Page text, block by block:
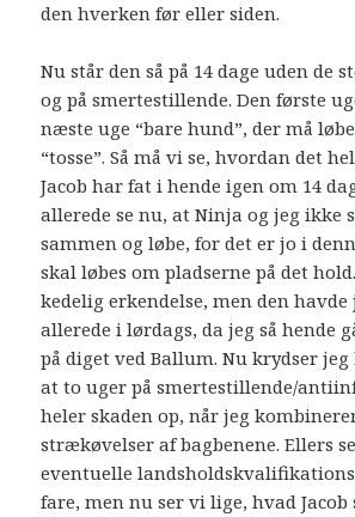
den hverken før eller siden.
Nu står den så på 14 dage uden de
og på smertestillende. Den første
næste uge “bare hund”, der må
“tosse”. Så må vi se, hvordan det
Jacob har fat i hende igen om 14
allerede se nu, at Ninja og jeg ikke
sammen og løbe, for det er jo i
skal løbes om pladserne på det
kedelig erkendelse, men den havde
allerede i lørdags, da jeg så hende
på diget ved Ballum. Nu krydser
at to uger på smertestillende/
heler skaden op, når jeg
strækøvelser af bagbenene. Ellers
eventuelle
fare, men nu ser vi lige, hvad Jacob